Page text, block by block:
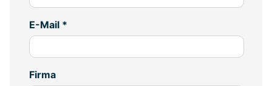
E-Mail *
Firma